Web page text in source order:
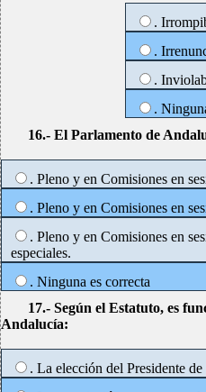
.
.
.
.
16.- El Parlamento de
. Pleno y en Comisiones en
. Pleno y en Comisiones en
. Pleno y en Comisiones en
especiales.
. Ninguna es correcta
17.- Según el Estatuto, es
Andalucía:
. La elección del Presidente de